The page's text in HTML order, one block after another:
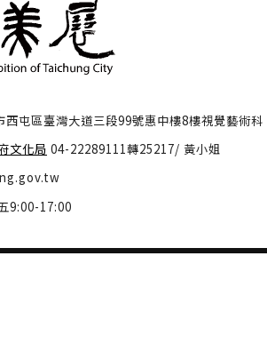
屯區臺灣大道三段99號惠中樓8樓視覺藝術科
文化局 04-22289111轉25217/ 黃小姐
9:00-17:00